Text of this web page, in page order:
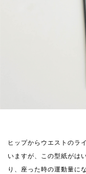
ヒップからウエストのラ
いますが、この型紙がは
り、座った時の運動量に